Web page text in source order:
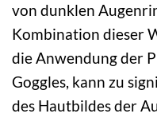
von dunklen
Kombination dieser
die Anwendung der
Goggles, kann zu
des Hautbildes der